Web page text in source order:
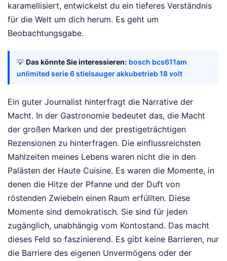
karamellisiert, entwickelst du ein tieferes Verständnis
für die Welt um dich herum. Es geht um
Beobachtungsgabe.
💡 Das könnte Sie interessieren: bosch bcs611am
unlimited serie 6 stielsauger akkubetrieb 18 volt
Ein guter Journalist hinterfragt die Narrative der
Macht. In der Gastronomie bedeutet das, die Macht
der großen Marken und der prestigeträchtigen
Rezensionen zu hinterfragen. Die einflussreichsten
Mahlzeiten meines Lebens waren nicht die in den
Palästen der Haute Cuisine. Es waren die Momente, in
denen die Hitze der Pfanne und der Duft von
röstenden Zwiebeln einen Raum erfüllten. Diese
Momente sind demokratisch. Sie sind für jeden
zugänglich, unabhängig vom Kontostand. Das macht
dieses Feld so faszinierend. Es gibt keine Barrieren, nur
die Barriere des eigenen Unvermögens oder der